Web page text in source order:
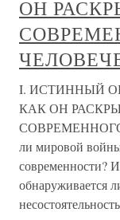
ОН
I. ИСТИННЫЙ
КАК ОН
СОВРЕМЕННОГО
ли мировой
современности?
обнаруживается